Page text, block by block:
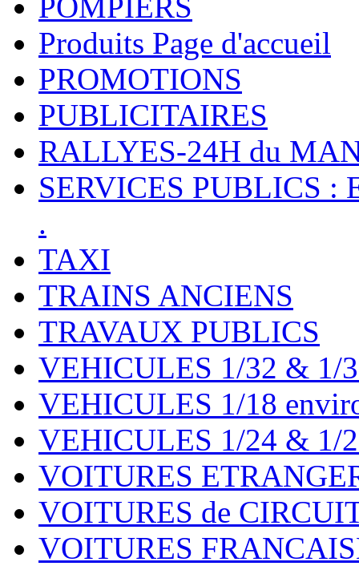
Produits Page d'accueil
PROMOTIONS
PUBLICITAIRES
RALLYES-24H du
SERVICES PUBLICS :
.
TAXI
TRAINS ANCIENS
TRAVAUX PUBLICS
VEHICULES 1/32 & 1/
VEHICULES 1/18
VEHICULES 1/24 & 1/
VOITURES
VOITURES de
VOITURES